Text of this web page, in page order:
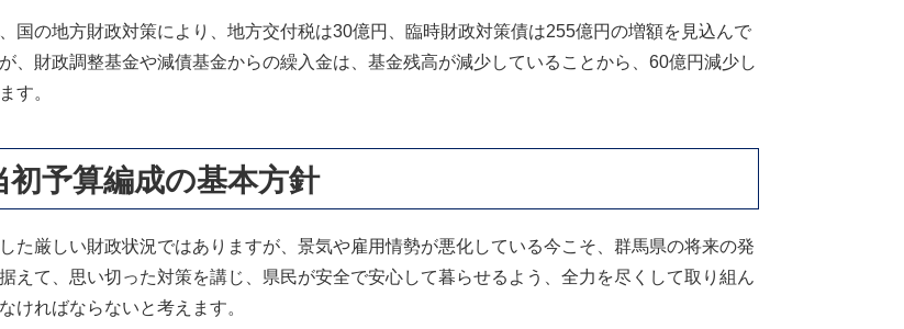
国の地方財政対策により、地方交付税は30億円、臨時財政対策債は255億円の増額を見込んで
、財政調整基金や減債基金からの繰入金は、基金残高が減少していることから、60億円減少し
す。
初予算編成の基本方針
た厳しい財政状況ではありますが、景気や雇用情勢が悪化している今こそ、群馬県の将来の発
えて、思い切った対策を講じ、県民が安全で安心して暮らせるよう、全力を尽くして取り組ん
ければならないと考えます。